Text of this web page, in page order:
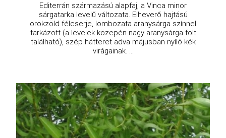
Editerrán származású alapfaj, a Vinca minor
sárgatarka levelű változata. Elheverő hajtású
örökzöld félcserje, lombozata aranysárga színnel
tarkázott (a levelek közepén nagy aranysárga folt
található), szép hátteret adva májusban nyíló kék
virágainak. ...